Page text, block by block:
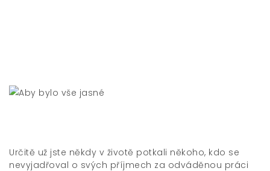
Určitě už jste někdy v životě potkali někoho, kdo se
nevyjadřoval o svých příjmech za odváděnou práci